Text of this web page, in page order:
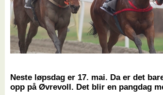
Neste løpsdag er 17. mai. Da er det
opp på Øvrevoll. Det blir en pangdag